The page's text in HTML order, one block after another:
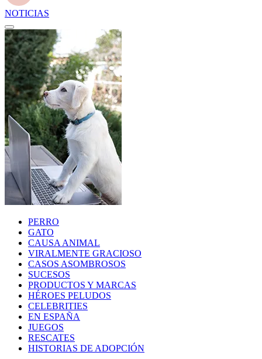
NOTICIAS
PERRO
GATO
CAUSA ANIMAL
VIRALMENTE GRACIOSO
CASOS ASOMBROSOS
SUCESOS
PRODUCTOS Y MARCAS
HÉROES PELUDOS
CELEBRITIES
EN ESPAÑA
JUEGOS
RESCATES
HISTORIAS DE ADOPCIÓN